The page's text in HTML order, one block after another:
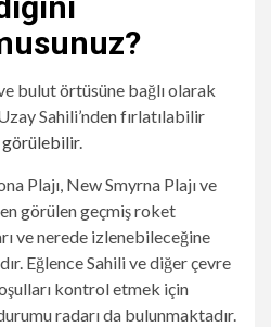
bulut örtüsüne bağlı olarak
Sahili’nden fırlatılabilir
görülebilir.
Plajı, New Smyrna Plajı ve
görülen geçmiş roket
ve nerede izlenebileceğine
Eğlence Sahili ve diğer çevre
kontrol etmek için
radarı da bulunmaktadır.